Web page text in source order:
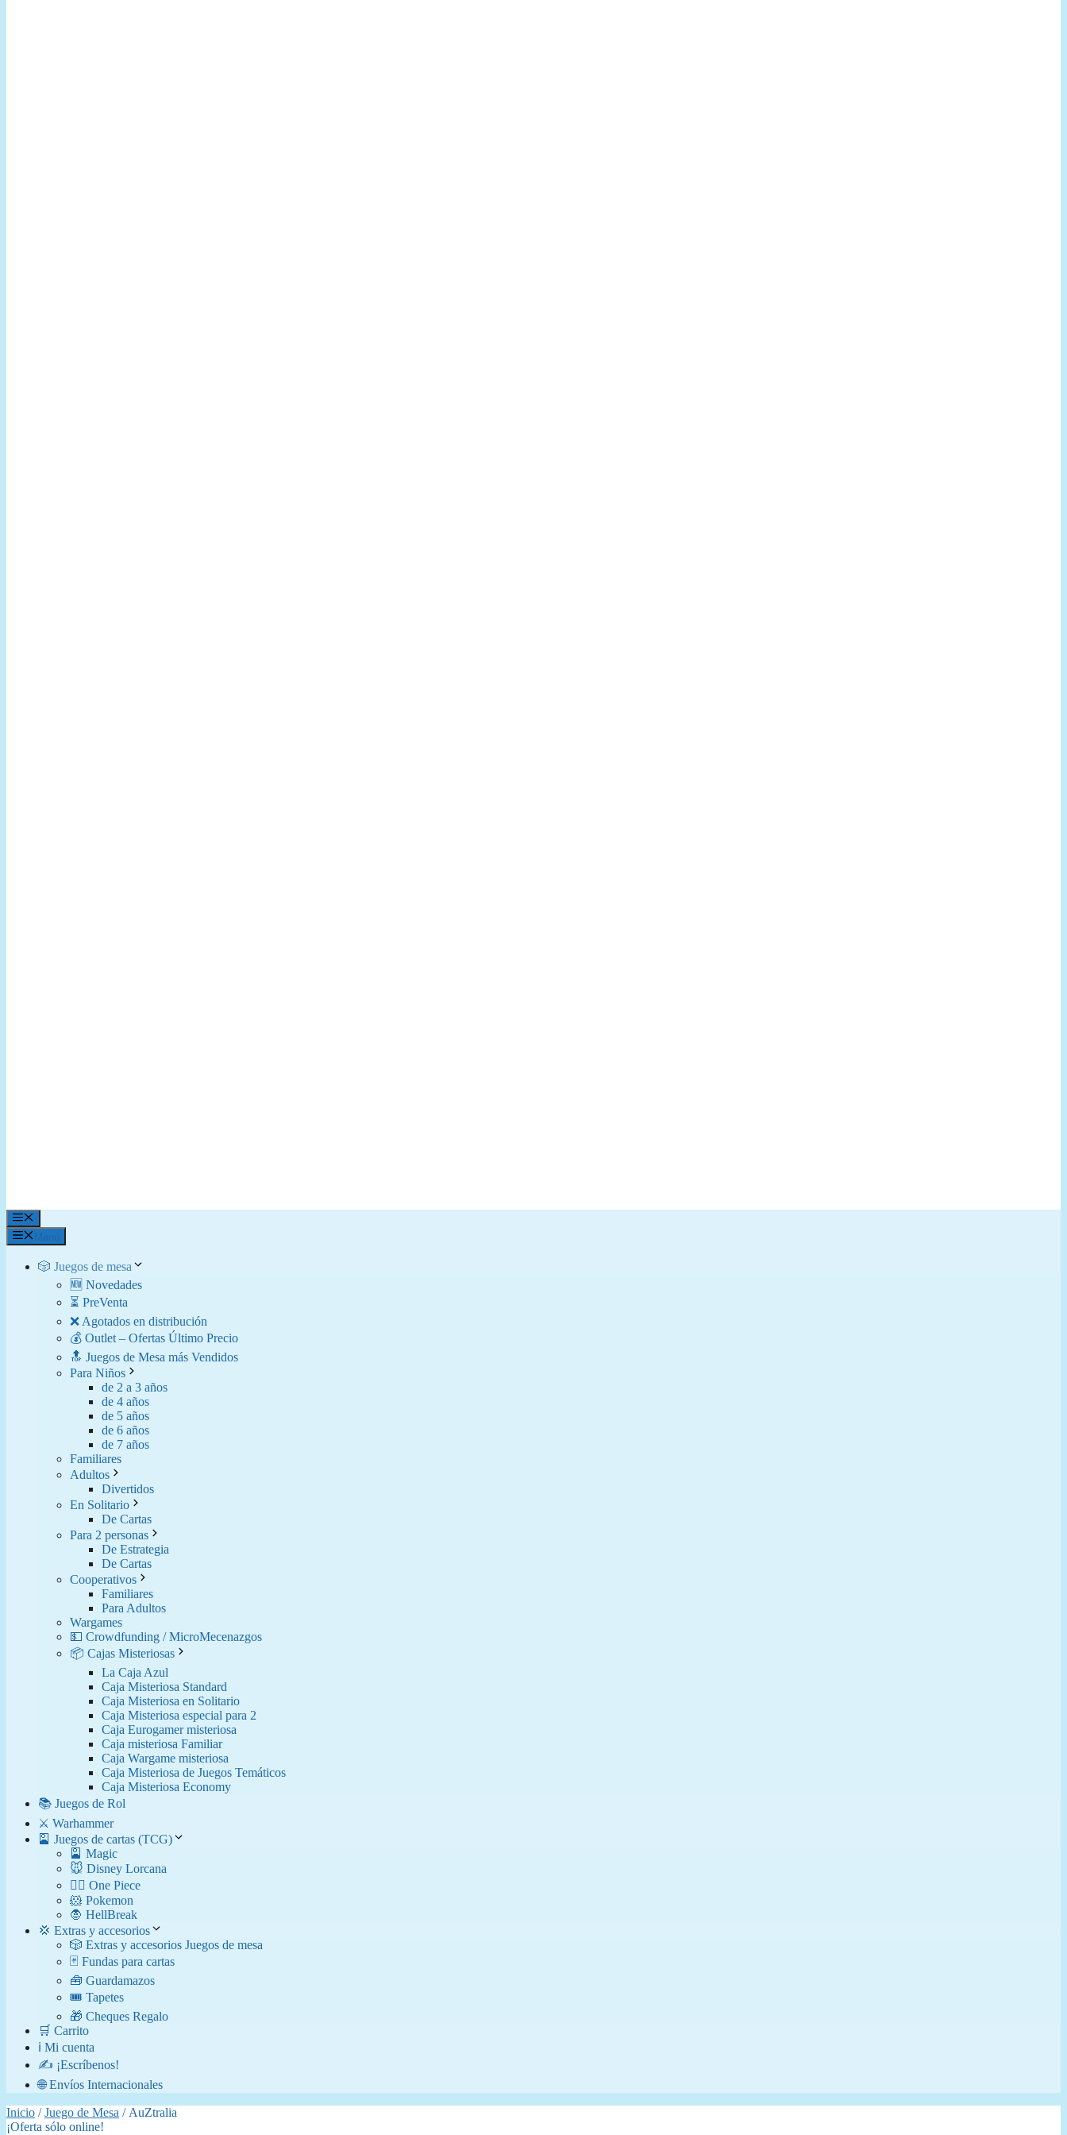
Menú
🎲 Juegos de mesa
🆕 Novedades
⏳ PreVenta
❌ Agotados en distribución
💰 Outlet – Ofertas Último Precio
🔝 Juegos de Mesa más Vendidos
Para Niños
de 2 a 3 años
de 4 años
de 5 años
de 6 años
de 7 años
Familiares
Adultos
Divertidos
En Solitario
De Cartas
Para 2 personas
De Estrategia
De Cartas
Cooperativos
Familiares
Para Adultos
Wargames
💵 Crowdfunding / MicroMecenazgos
📦 Cajas Misteriosas
La Caja Azul
Caja Misteriosa Standard
Caja Misteriosa en Solitario
Caja Misteriosa especial para 2
Caja Eurogamer misteriosa
Caja misteriosa Familiar
Caja Wargame misteriosa
Caja Misteriosa de Juegos Temáticos
Caja Misteriosa Economy
📚 Juegos de Rol
⚔️ Warhammer
🎴 Juegos de cartas (TCG)
🎴 Magic
🐭 Disney Lorcana
🏴‍☠️ One Piece
🐹 Pokemon
🧛​ HellBreak
💢 Extras y accesorios
🎲 Extras y accesorios Juegos de mesa
🃏 Fundas para cartas
🧰 Guardamazos
🎟️ Tapetes
🎁 Cheques Regalo
🛒 Carrito
ℹ️ Mi cuenta
✍️ ¡Escríbenos!
🌐 Envíos Internacionales
Inicio /Juego de Mesa / AuZtralia
¡Oferta sólo online!